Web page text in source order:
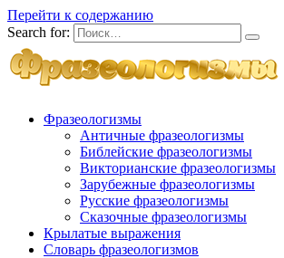
Перейти к содержанию
Search for:
Фразеологизмы
Античные фразеологизмы
Библейские фразеологизмы
Викторианские фразеологизмы
Зарубежные фразеологизмы
Русские фразеологизмы
Сказочные фразеологизмы
Крылатые выражения
Словарь фразеологизмов